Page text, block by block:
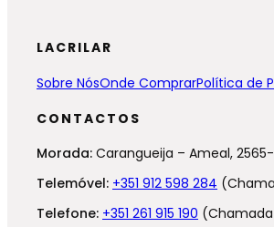
LACRILAR
Sobre NósOnde ComprarPolítica de
CONTACTOS
Morada: Carangueija – Ameal,
Telemóvel: +351 912 598 284
Telefone: +351 261 915 190